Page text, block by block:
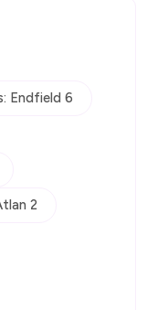
Endfield 6
2